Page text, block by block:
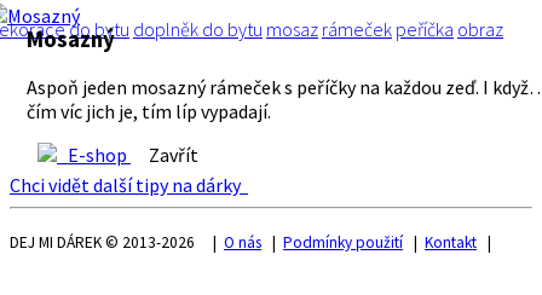
do bytu doplněk do bytu mosaz rámeček peříčka obraz
Mosazný
Aspoň jeden mosazný rámeček s peříčky na každou zeď. I
čím víc jich je, tím líp vypadají.
E-shop
Zavřít
Chci vidět další tipy na dárky
DEJ MI DÁREK © 2013-2026 | O nás | Podmínky použití| Kontakt |